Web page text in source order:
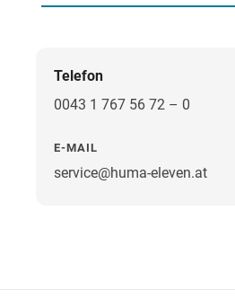
Telefon
0043 1 767 56 72 – 0
E-MAIL
service@huma-eleven.at